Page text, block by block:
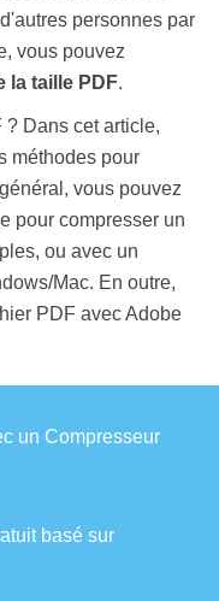
personnes par
vous pouvez
la taille PDF.
Dans cet article,
méthodes pour
vous pouvez
pour compresser un
ou avec un
Mac. En outre,
PDF avec Adobe
un Compresseur
basé sur